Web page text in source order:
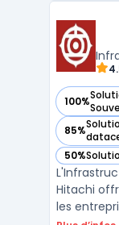
migrer
100%
— voir
85%
— voir
50%
— voir
Hitachi
les